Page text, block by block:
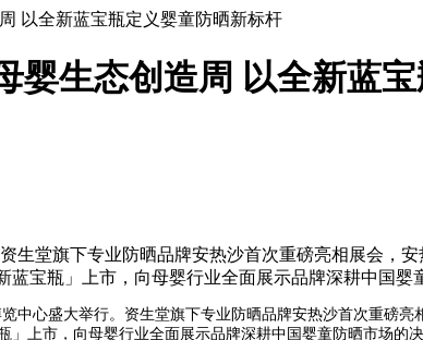
以全新蓝宝瓶定义婴童防晒新标杆
婴生态创造周 以全新蓝
生堂旗下专业防晒品牌安热沙首次重磅亮相展会，
宝瓶」上市，向母婴行业全面展示品牌深耕中国婴
中心盛大举行。资生堂旗下专业防晒品牌安热沙首次重磅
上市，向母婴行业全面展示品牌深耕中国婴童防晒市场的决